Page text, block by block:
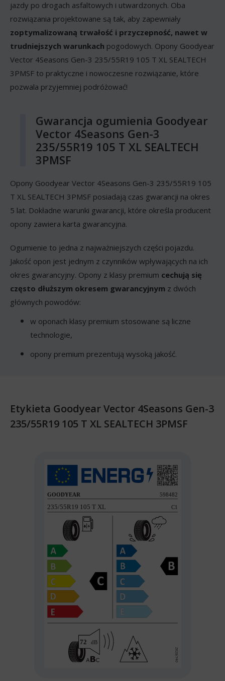
jazdy po drogach asfaltowych i utwardzonych. Oba
rozwiązania projektowane są tak, aby zapewniały
zoptymalizowaną trwałość i przyczepność, nawet w
trudniejszych warunkach pogodowych. Opony Goodyear
Vector 4Seasons Gen-3 235/55R19 105 T XL SEALTECH
3PMSF to praktyczne i nowoczesne rozwiązanie, które
pozwala przyjemniej podróżować!
Gwarancja ogumienia Goodyear
Vector 4Seasons Gen-3
235/55R19 105 T XL SEALTECH
3PMSF
Opony Goodyear Vector 4Seasons Gen-3 235/55R19 105
T XL SEALTECH 3PMSF posiadają czas gwarancji na okres
5 lat. Dokładne warunki gwarancji, które określa producent
opony zawiera karta gwarancyjna.
Ogumienie to jedna z najważniejszych części pojazdu.
Jakość opon jest jednym z czynników wpływających na ich
okres gwarancyjny. Opony z klasy premium cechują się
często dłuższym okresem gwarancyjnym z dwóch
głównych powodów:
w oponach klasy premium stosowane są liczne
technologie,
opony premium prezentują wysoką jakość.
Etykieta Goodyear Vector 4Seasons Gen-3
235/55R19 105 T XL SEALTECH 3PMSF